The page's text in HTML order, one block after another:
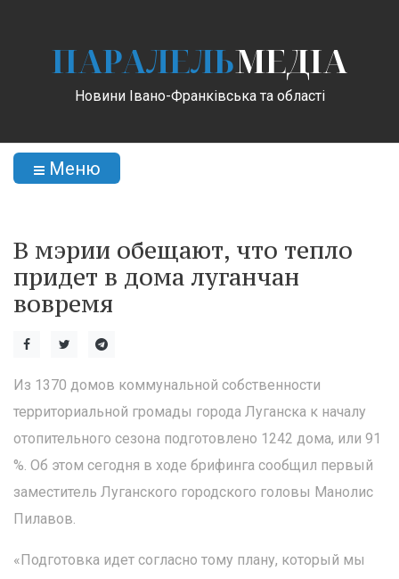
ПАРАЛЕЛЬМЕДІА
Новини Івано-Франківська та області
Меню
В мэрии обещают, что тепло
придет в дома луганчан
вовремя
Из 1370 домов коммунальной собственности
территориальной громады города Луганска к началу
отопительного сезона подготовлено 1242 дома, или 91
%. Об этом сегодня в ходе брифинга сообщил первый
заместитель Луганского городского головы Манолис
Пилавов.
«Подготовка идет согласно тому плану, который мы